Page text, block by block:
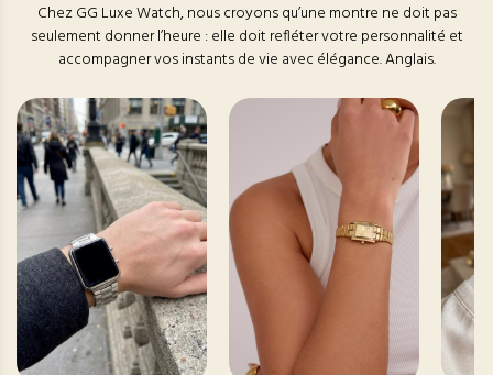
Chez GG Luxe Watch, nous croyons qu’une montre ne doit pas
seulement donner l’heure : elle doit refléter votre personnalité et
accompagner vos instants de vie avec élégance. Anglais.